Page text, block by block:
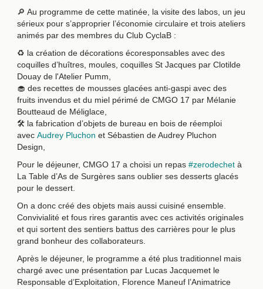
🔎 Au programme de cette matinée, la visite des labos, un jeu
sérieux pour s’approprier l’économie circulaire et trois ateliers
animés par des membres du Club CyclaB :
♻️ la création de décorations écoresponsables avec des
coquilles d’huîtres, moules, coquilles St Jacques par Clotilde
Douay de l'Atelier Pumm,
🧁 des recettes de mousses glacées anti-gaspi avec des
fruits invendus et du miel périmé de CMGO 17 par Mélanie
Boutteaud de Méliglace,
🛠️ la fabrication d’objets de bureau en bois de réemploi
avec Audrey Pluchon et Sébastien de Audrey Pluchon
Design,
Pour le déjeuner, CMGO 17 a choisi un repas #zerodechetà
La Table d’As de Surgères sans oublier ses desserts glacés
pour le dessert.
On a donc créé des objets mais aussi cuisiné ensemble.
Convivialité et fous rires garantis avec ces activités originales
et qui sortent des sentiers battus des carrières pour le plus
grand bonheur des collaborateurs.
Après le déjeuner, le programme a été plus traditionnel mais
chargé avec une présentation par Lucas Jacquemet le
Responsable d’Exploitation, Florence Maneuf l’Animatrice